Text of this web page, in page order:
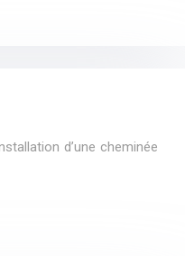
d’une cheminée